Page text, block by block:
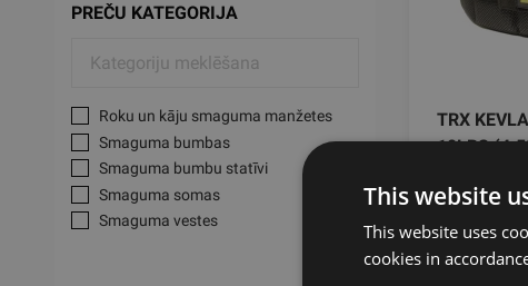
PREČU KATEGORIJA
Roku un kāju smaguma manžetes
Smaguma bumbas
Smaguma bumbu statīvi
Smaguma somas
Smaguma vestes
TRX
10LBS
TRX
This website
This website uses
cookies in